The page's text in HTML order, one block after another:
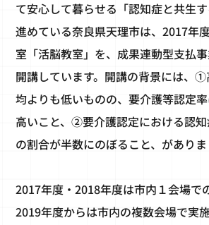
て安心して暮らせる「認知症と共生
進めている奈良県天理市は、2017年
室「活脳教室」を、成果連動型支払
開講しています。開講の背景には、
均よりも低いものの、要介護等認定
高いこと、②要介護認定における認
の割合が半数にのぼること、がありま
2017年度・2018年度は市内１会場で
2019年度からは市内の複数会場で実